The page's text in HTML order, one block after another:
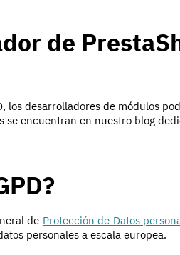
de
los desarrolladores de módulos
se encuentran en nuestro blog
de Protección de Datos
personales a escala europea.